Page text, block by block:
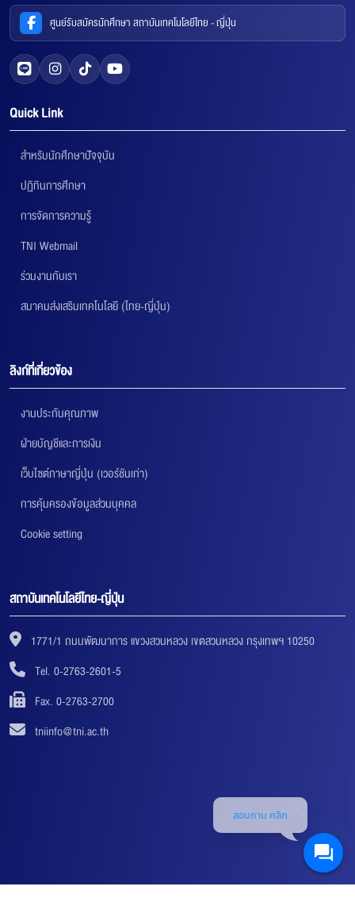
ศูนย์รับสมัครนักศึกษา สถาบันเทคโนโลยีไทย - ญี่ปุ่น
Quick Link
สำหรับนักศึกษาปัจจุบัน
ปฏิทินการศึกษา
การจัดการความรู้
TNI Webmail
ร่วมงานกับเรา
สมาคมส่งเสริมเทคโนโลยี (ไทย-ญี่ปุ่น)
ลิงก์ที่เกี่ยวข้อง
งานประกันคุณภาพ
ฝ่ายบัญชีและการเงิน
เว็บไซต์ภาษาญี่ปุ่น (เวอร์ชันเก่า)
การคุ้มครองข้อมูลส่วนบุคคล
Cookie setting
สถาบันเทคโนโลยีไทย-ญี่ปุ่น
1771/1 ถนนพัฒนาการ แขวงสวนหลวง เขตสวนหลวง กรุงเทพฯ 10250
Tel. 0-2763-2601-5
Fax. 0-2763-2700
tniinfo@tni.ac.th
สอบถาม คลิก